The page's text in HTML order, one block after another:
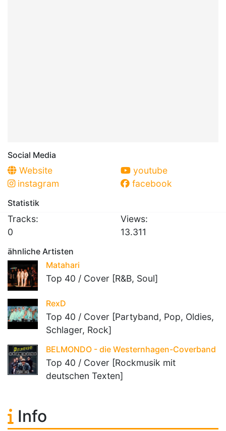
Social Media
Website
youtube
instagram
facebook
Statistik
Tracks:
0
Views:
13.311
ähnliche Artisten
Matahari
Top 40 / Cover [R&B, Soul]
RexD
Top 40 / Cover [Partyband, Pop, Oldies,
Schlager, Rock]
BELMONDO - die Westernhagen-Coverband
Top 40 / Cover [Rockmusik mit
deutschen Texten]
Info